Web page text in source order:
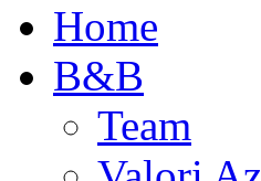
Home
B&B
Team